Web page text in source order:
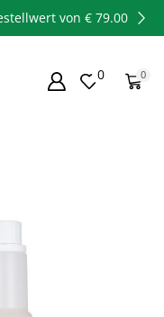
von € 79.00
0 0